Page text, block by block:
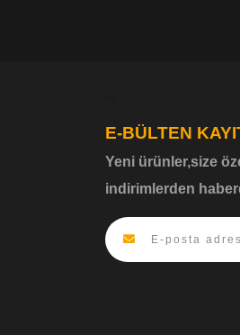
E-BÜLTEN
Yeni ürünler,size
indirimlerden